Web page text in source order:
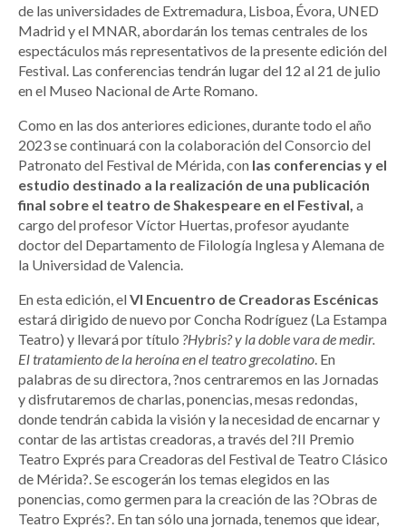
de las universidades de Extremadura, Lisboa, Évora, UNED
Madrid y el MNAR, abordarán los temas centrales de los
espectáculos más representativos de la presente edición del
Festival. Las conferencias tendrán lugar del 12 al 21 de julio
en el Museo Nacional de Arte Romano.
Como en las dos anteriores ediciones, durante todo el año
2023 se continuará con la colaboración del Consorcio del
Patronato del Festival de Mérida, con las conferencias y el
estudio destinado a la realización de una publicación
final sobre el teatro de Shakespeare en el Festival, a
cargo del profesor Víctor Huertas, profesor ayudante
doctor del Departamento de Filología Inglesa y Alemana de
la Universidad de Valencia.
En esta edición, elVI Encuentro de Creadoras Escénicas
estará dirigido de nuevo por Concha Rodríguez (La Estampa
Teatro) y llevará por título ?Hybris? y la doble vara de medir.
El tratamiento de la heroína en el teatro grecolatino . En
palabras de su directora, ?nos centraremos en las Jornadas
y disfrutaremos de charlas, ponencias, mesas redondas,
donde tendrán cabida la visión y la necesidad de encarnar y
contar de las artistas creadoras, a través del ?II Premio
Teatro Exprés para Creadoras del Festival de Teatro Clásico
de Mérida?. Se escogerán los temas elegidos en las
ponencias, como germen para la creación de las ?Obras de
Teatro Exprés?. En tan sólo una jornada, tenemos que idear,